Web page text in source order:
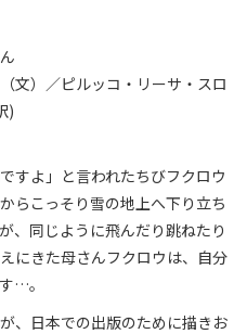
）／ピルッコ・リーサ・スロ
)
すよ」と言われたちびフクロウ
らこっそり雪の地上へ下り立ち
、同じように飛んだり跳ねたり
にきた母さんフクロウは、自分
…。
、日本での出版のために描きお